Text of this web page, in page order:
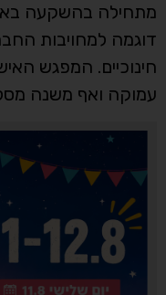
מתחילה בהשקעה
דוגמה למחויבות
חינוכיים. המפגש
עמוקה ואף משנה